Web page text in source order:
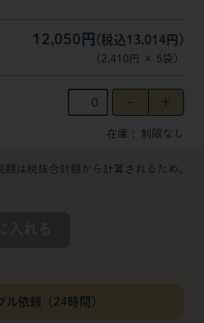
12,050円 (税込13,014円)
（ 2,410円 × 5袋 ）
在庫 制限なし
は税抜合計額から計算されるため、
ル依頼（24時間）